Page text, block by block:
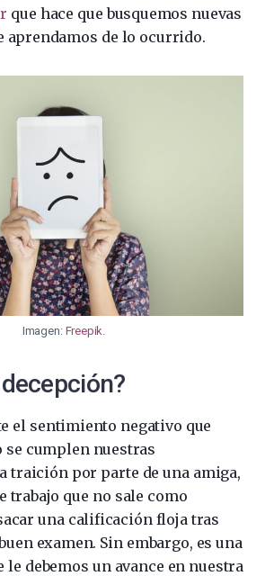
que hace que busquemos nuevas
aprendamos de lo ocurrido.
Imagen: Freepik
el sentimiento negativo que
se cumplen nuestras
traición por parte de una amiga,
trabajo que no sale como
una calificación floja tras
examen. Sin embargo, es una
le debemos un avance en nuestra